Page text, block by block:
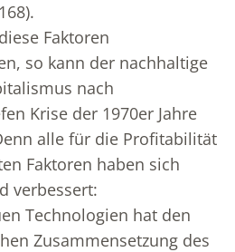
Faktoren
so kann der nachhaltige
nach
Krise der 1970er Jahre
alle für die Profitabilität
Faktoren haben sich
verbessert:
Technologien hat den
Zusammensetzung des